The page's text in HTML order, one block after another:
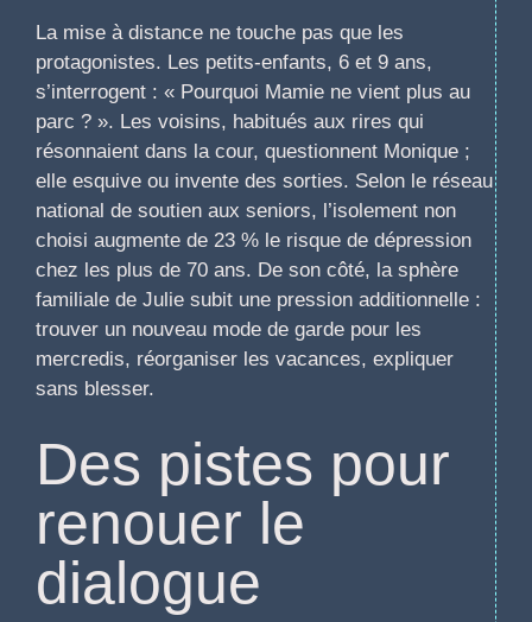
La mise à distance ne touche pas que les
protagonistes. Les petits-enfants, 6 et 9 ans,
s’interrogent : « Pourquoi Mamie ne vient plus au
parc ? ». Les voisins, habitués aux rires qui
résonnaient dans la cour, questionnent Monique ;
elle esquive ou invente des sorties. Selon le réseau
national de soutien aux seniors, l’isolement non
choisi augmente de 23 % le risque de dépression
chez les plus de 70 ans. De son côté, la sphère
familiale de Julie subit une pression additionnelle :
trouver un nouveau mode de garde pour les
mercredis, réorganiser les vacances, expliquer
sans blesser.
Des pistes pour
renouer le
dialogue